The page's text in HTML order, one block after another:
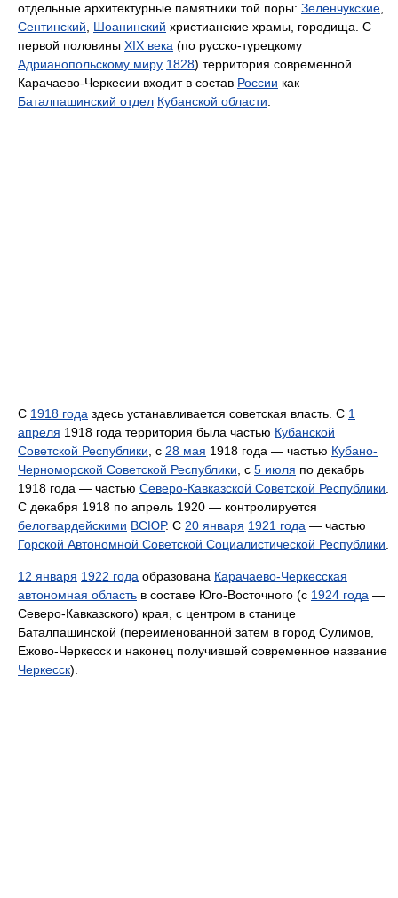
отдельные архитектурные памятники той поры: Зеленчукские,
Сентинский, Шоанинский христианские храмы, городища. С
первой половины XIX века (по русско-турецкому
Адрианопольскому миру 1828) территория современной
Карачаево-Черкесии входит в состав России как
Баталпашинский отдел Кубанской области.
С 1918 года здесь устанавливается советская власть. С 1
апреля 1918 года территория была частью Кубанской
Советской Республики, с 28 мая 1918 года — частью Кубано-
Черноморской Советской Республики, с 5 июля по декабрь
1918 года — частью Северо-Кавказской Советской Республики.
С декабря 1918 по апрель 1920 — контролируется
белогвардейскими ВСЮР. С 20 января 1921 года — частью
Горской Автономной Советской Социалистической Республики.
12 января 1922 года образована Карачаево-Черкесская
автономная область в составе Юго-Восточного (с 1924 года —
Северо-Кавказского) края, с центром в станице
Баталпашинской (переименованной затем в город Сулимов,
Ежово-Черкесск и наконец получившей современное название
Черкесск).